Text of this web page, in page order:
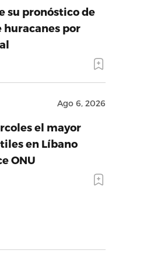
su pronóstico de
huracanes por
Ago 6, 2026
el mayor
en Líbano
ONU